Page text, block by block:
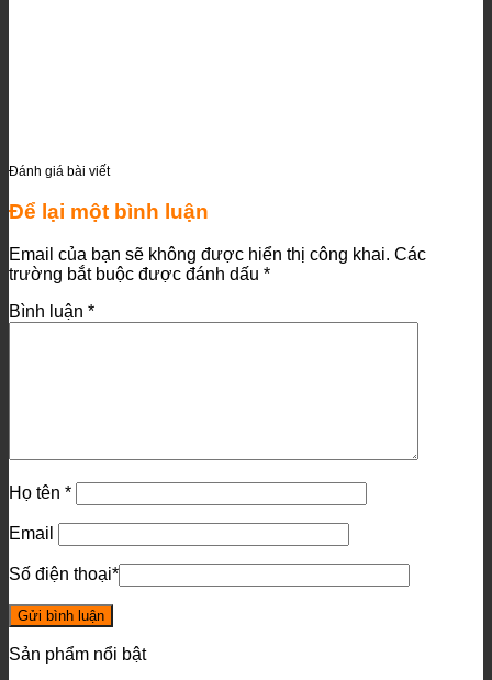
Đánh giá bài viết
Để lại một bình luận
Email của bạn sẽ không được hiển thị công khai. Các
trường bắt buộc được đánh dấu *
Bình luận *
Họ tên *
Email
Số điện thoại*
Sản phẩm nổi bật